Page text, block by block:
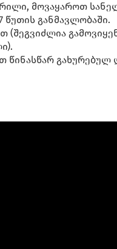
მოვაყაროთ
წუთის განმავლობაში.
(შეგვიძლია
გახურებულ